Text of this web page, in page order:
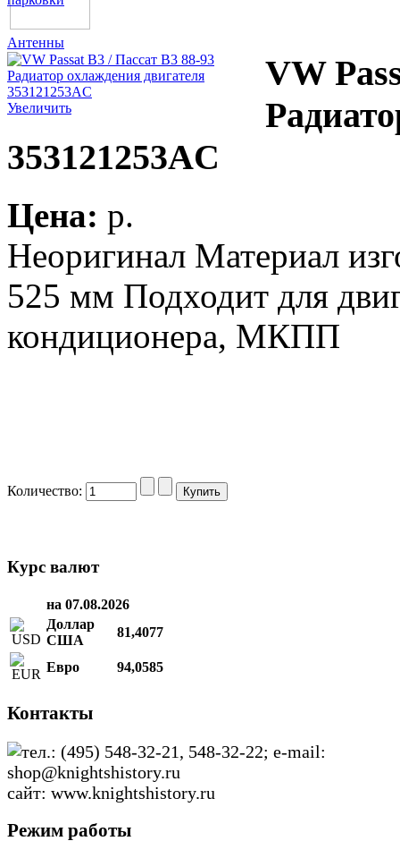
Антенны
Увеличить
VW
353121253AC
Цена: p.
Неоригинал Материал
525 мм Подходит для
кондиционера, МКПП
Количество:
Курс валют
на 07.08.2026
Доллар
США
81,4077
Евро 94,0585
Контакты
тел.: (495) 548-32-21, 548-32-22; e-mail:
shop@knightshistory.ru
сайт: www.knightshistory.ru
Режим работы